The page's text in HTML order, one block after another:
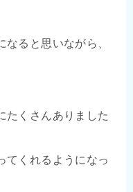
ると思いながら、
たくさんありました
てくれるようになっ